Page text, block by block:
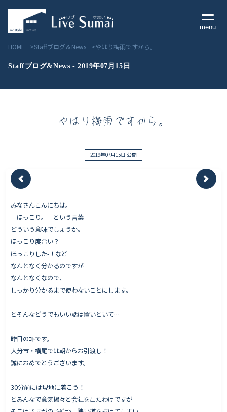
menu
Livesumai 住宅標準性能
Livesumai 保証について
見学会／モデルハウス情報
物件情報
Works - 施工実績
オーナー様の声
よくいただくご質問
お役立ちコラム
会社情報
代表挨拶
HOME Staffブログ＆News やはり梅雨ですから。
Staffブログ&News - 2019年07月15日
やはり梅雨ですから。
2019年07月15日 公開
みなさんこんにちは。
「ほっこり。」という言葉
どういう意味でしょうか。
ほっこり度合い？
ほっこりした-！など
なんとなく分かるのですが
なんとなくなので、
しっかり分かるまで使わないことにします。
とそんなどうでもいい話は置いといて…
昨日のｺﾄです。
大分市・横尾では朝からお引渡し！
誠におめでとうございます。
30分前には現地に着こう！
とみんなで意気揚々と会社を出たわけですが